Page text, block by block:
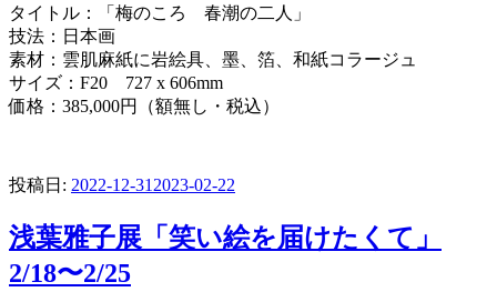
タイトル：「梅のころ 春潮の二人」
技法：日本画
素材：雲肌麻紙に岩絵具、墨、箔、和紙コラージュ
サイズ：F20 727 x 606mm
価格：385,000円（額無し・税込）
投稿日: 2022-12-31 2023-02-22
浅葉雅子展「笑い絵を届けたくて」
2/18〜2/25